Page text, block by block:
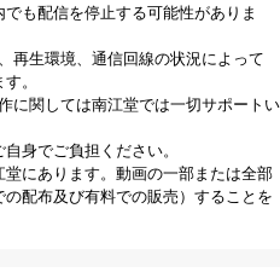
も配信を停止する可能性がありま
再生環境、通信回線の状況によって
。
に関しては南江堂では一切サポートい
身でご負担ください。
堂にあります。動画の一部または全部
配布及び有料での販売）することを